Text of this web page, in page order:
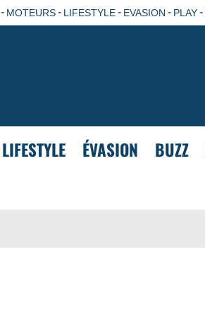
- MOTEURS- LIFESTYLE- EVASION - PLAY-
LIFESTYLE ÉVASION BUZZ